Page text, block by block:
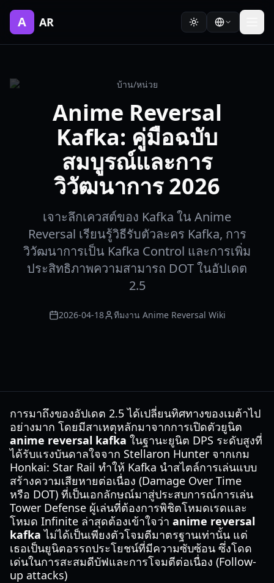
A AR
บ้าน/หน่วย
Anime Reversal
Kafka: คู่มือฉบับ
สมบูรณ์และการ
วิวัฒนาการ 2026
เจาะลึกเควสต์ของ Kafka ใน Anime
Reversal เรียนรู้วิธีรับตัวละคร Kafka, การ
วิวัฒนาการเป็น Kafka Control และการเพิ่ม
ประสิทธิภาพความสามารถ DOT ในอัปเดต
2.5
2026-04-18 ทีมงาน Anime Reversal Wiki
การมาถึงของอัปเดต 2.5 ได้เปลี่ยนทิศทางของเมต้าไป
อย่างมาก โดยมีสาเหตุหลักมาจากการเปิดตัวยูนิต
anime reversal kafka ในฐานะยูนิต DPS ระดับสูงที่
ได้รับแรงบันดาลใจจาก Stellaron Hunter จากเกม
Honkai: Star Rail ทำให้ Kafka นำสไตล์การเล่นแบบ
สร้างความเสียหายต่อเนื่อง (Damage Over Time
หรือ DOT) ที่เป็นเอกลักษณ์มาสู่ประสบการณ์การเล่น
Tower Defense ผู้เล่นที่ต้องการพิชิตโหมดเรดและ
โหมด Infinite ล่าสุดต้องเข้าใจว่า anime reversal
kafka ไม่ได้เป็นเพียงตัวโจมตีมาตรฐานเท่านั้น แต่
เธอเป็นยูนิตอรรถประโยชน์ที่มีความซับซ้อน ซึ่งโดด
เด่นในการสะสมดีบัฟและการโจมตีต่อเนื่อง (Follow-
up attacks)